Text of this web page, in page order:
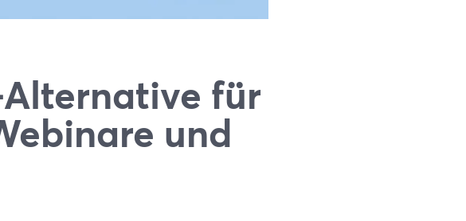
für
und